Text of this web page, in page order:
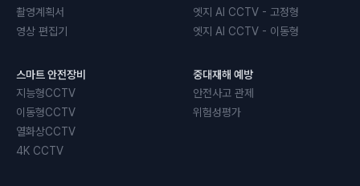
촬영계획서
영상 편집기
엣지 AI CCTV - 고정형
엣지 AI CCTV - 이동형
스마트 안전장비
지능형CCTV
이동형CCTV
열화상CCTV
4K CCTV
중대재해 예방
안전사고 관제
위험성평가